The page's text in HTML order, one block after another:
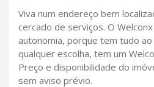
Viva num endereço bem
cercado de serviços. O
autonomia, porque tem tudo ao
qualquer escolha, tem um
Preço e disponibilidade do
sem aviso prévio.